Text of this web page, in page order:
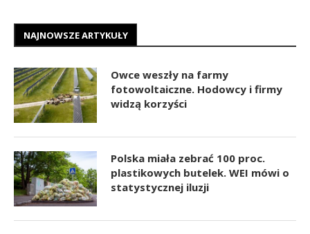
NAJNOWSZE ARTYKUŁY
Owce weszły na farmy
fotowoltaiczne. Hodowcy i firmy
widzą korzyści
Polska miała zebrać 100 proc.
plastikowych butelek. WEI mówi o
statystycznej iluzji